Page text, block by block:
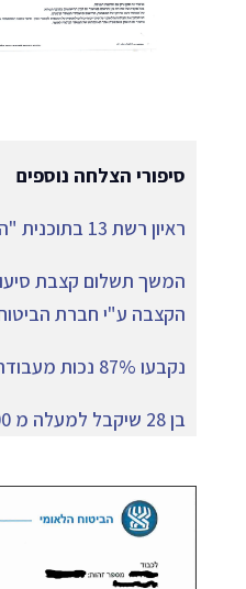
סיפורי הצלחה נוספים
ראיון רשת 13 בתוכנית "הכל כלול"
המשך תשלום קצבת
הקצבה ע"י חברת
נקבעו 87% נכות מעבודה
בן 28 שיקבל למעלה מ 1,804,800 מביטוח לאומי